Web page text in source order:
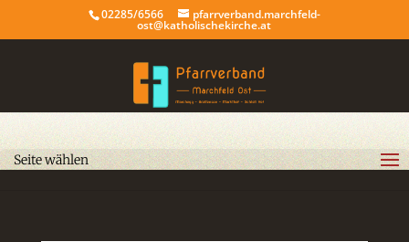
02285/6566 pfarrverband.marchfeld-
ost@katholischekirche.at
Seite wählen